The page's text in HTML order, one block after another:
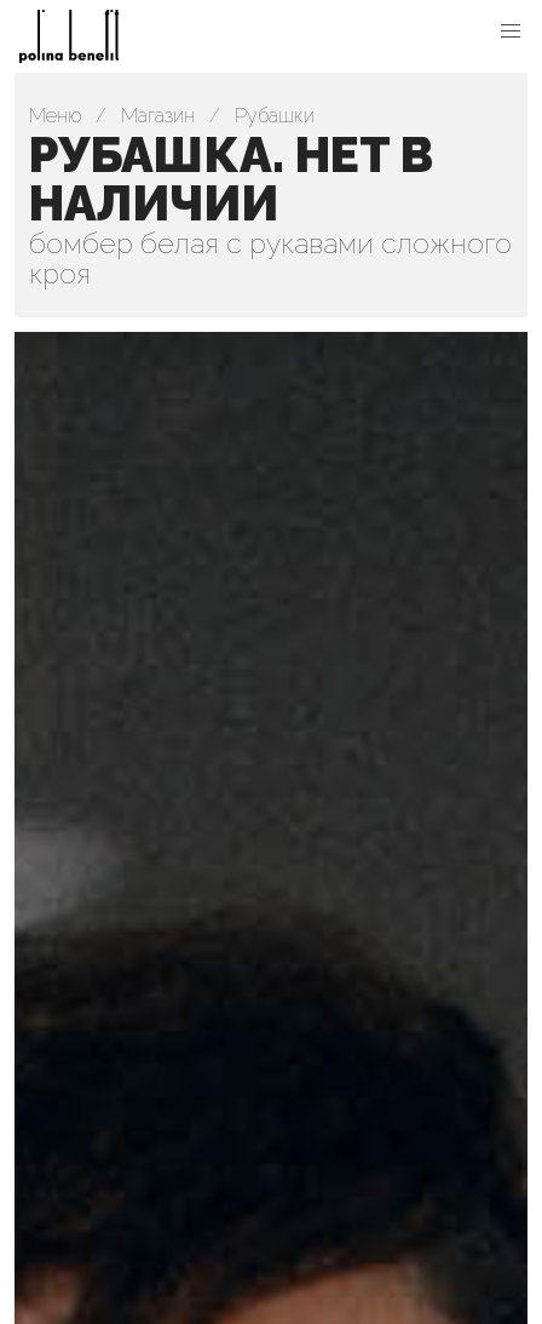
Меню Магазин Рубашки
РУБАШКА. НЕТ В
НАЛИЧИИ
бомбер белая с рукавами сложного
кроя